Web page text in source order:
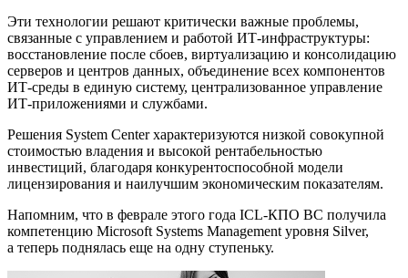
Эти технологии решают критически важные проблемы,
связанные с управлением и работой ИТ-инфраструктуры:
восстановление после сбоев, виртуализацию и консолидацию
серверов и центров данных, объединение всех компонентов
ИТ-среды в единую систему, централизованное управление
ИТ-приложениями и службами.
Решения System Center характеризуются низкой совокупной
стоимостью владения и высокой рентабельностью
инвестиций, благодаря конкурентоспособной модели
лицензирования и наилучшим экономическим показателям.
Напомним, что в феврале этого года ICL-КПО ВС получила
компетенцию Microsoft Systems Management уровня Silver,
а теперь поднялась еще на одну ступеньку.